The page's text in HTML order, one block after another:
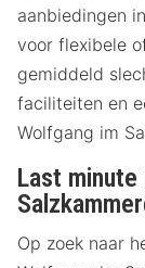
aanbiedingen
voor flexibele
gemiddeld
faciliteiten en
Wolfgang im
Last minute
Op zoek naar